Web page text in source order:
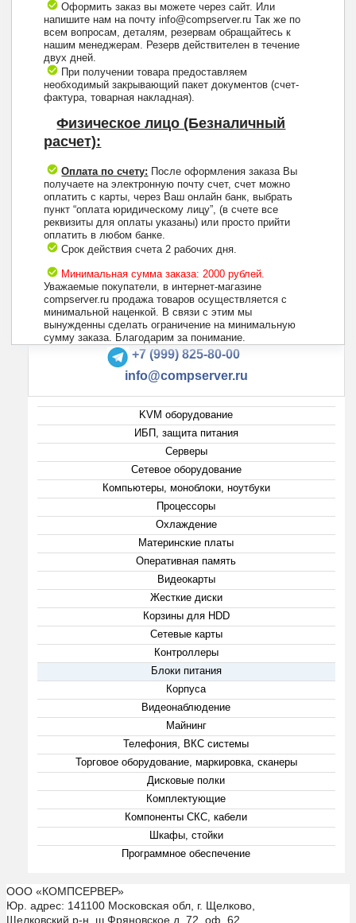
Оформить заказ вы можете через сайт. Или
напишите нам на почту info@compserver.ru Так же по
всем вопросам, деталям, резервам обращайтесь к
нашим менеджерам. Резерв действителен в течение
двух дней.
При получении товара предоставляем
необходимый закрывающий пакет документов (счет-
фактура, товарная накладная).
Физическое лицо (Безналичный
расчет):
Оплата по счету: После оформления заказа Вы
получаете на электронную почту счет, счет можно
оплатить с карты, через Ваш онлайн банк, выбрать
пункт “оплата юридическому лицу”, (в счете все
реквизиты для оплаты указаны) или просто прийти
оплатить в любом банке.
Срок действия счета 2 рабочих дня.
Минимальная сумма заказа: 2000 рублей.
Уважаемые покупатели, в интернет-магазине
compserver.ru продажа товаров осуществляется с
минимальной наценкой. В связи с этим мы
вынужденны сделать ограничение на минимальную
сумму заказа. Благодарим за понимание.
+7 (495) 223-13-47
+7 (999) 825-80-00
info@compserver.ru
KVM оборудование
ИБП, защита питания
Серверы
Сетевое оборудование
Компьютеры, моноблоки, ноутбуки
Процессоры
Охлаждение
Материнские платы
Оперативная память
Видеокарты
Жесткие диски
Корзины для HDD
Сетевые карты
Контроллеры
Блоки питания
Корпуса
Видеонаблюдение
Майнинг
Телефония, ВКС системы
Торговое оборудование, маркировка, сканеры
Дисковые полки
Комплектующие
Компоненты СКС, кабели
Шкафы, стойки
Программное обеспечение
ООО «КОМПСЕРВЕР»
Юр. адрес: 141100 Московская обл, г. Щелково,
Щелковский р-н. ш Фряновское д. 72, оф. 62